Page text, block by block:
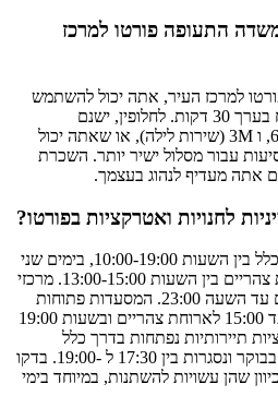
התעופה פורטו למרכז
למרכז העיר, אתה יכול להשתמש
במטרו (קו E - סגול), אשר לוקח בערך 30 דקות. לחלופין, ישנם
אוטובוסים, כולל קווים 601, 602, ו 3M (שירות לילה), או שאתה יכול
עבור מסלול ישיר יותר. השכרת
אתה מעדיף לנהוג בעצמך.
לחנויות ואטרקציות בפורטו?
בפורטו, החנויות פתוחות בדרך כלל בין השעות 10:00-19:00, בימים שני
עד שבת, וחלקן נסגרות לארוחת צהריים בין השעות 13:00-15:00. מרכזי
הקניות עשויים להישאר פתוחים עד השעה 23:00. המסעדות פתוחות
לעתים קרובות בשעות 12:00 עד 15:00 לארוחת צהריים ובשעות 19:00
תיירותיות נפתחות בדרך כלל
בסביבות 9:00 בבוקר או 10:00 בבוקר ונסגרות בין 17:30 ל -19:00. בדקו
שהן עשויות להשתנות, במיוחד בימי